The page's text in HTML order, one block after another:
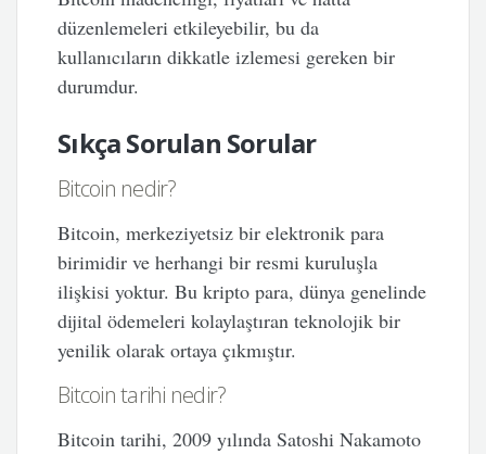
düzenlemeleri etkileyebilir, bu da
kullanıcıların dikkatle izlemesi gereken bir
durumdur.
Sıkça Sorulan Sorular
Bitcoin nedir?
Bitcoin, merkeziyetsiz bir elektronik para
birimidir ve herhangi bir resmi kuruluşla
ilişkisi yoktur. Bu kripto para, dünya genelinde
dijital ödemeleri kolaylaştıran teknolojik bir
yenilik olarak ortaya çıkmıştır.
Bitcoin tarihi nedir?
Bitcoin tarihi, 2009 yılında Satoshi Nakamoto